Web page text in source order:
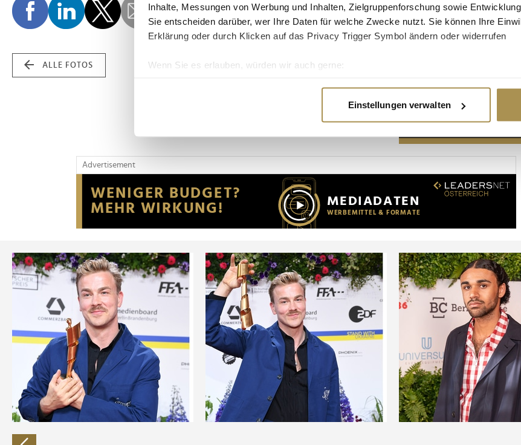
Inhalte, Messungen von Werbung und Inhalten, Zielgruppenforschung sowie
Sie entscheiden darüber, wer Ihre Daten für welche Zwecke nutzt. Sie können Ihre
Erklärung oder durch Klicken auf das Privacy Trigger Symbol ändern oder widerrufen
Wenn Sie es erlauben, würden wir auch gerne:
Erfahren Sie mehr darüber, wie Ihre persönlichen Daten verarbeitet werden, und legen
Wir verwenden Cookies, um Inhalte und Anzeigen zu personalisieren, Funktionen für
Website an unsere Partner für soziale Medien, Werbung und Analysen weiter. Unsere
möglicherweise mit weiteren Daten zusammen, die Sie ihnen bereitgestellt haben oder
der Dienste gesammelt haben.
Einstellungen verwalten
ALLE FOTOS
Advertisement